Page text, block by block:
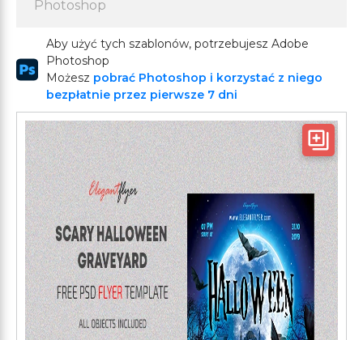
Photoshop
Aby użyć tych szablonów, potrzebujesz Adobe
Photoshop
Możesz pobrać Photoshop i korzystać z niego
bezpłatnie przez pierwsze 7 dni